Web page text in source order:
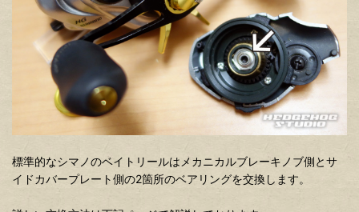
標準的なシマノのベイトリールはメカニカルブレーキノブ側とサ
イドカバープレート側の2箇所のベアリングを交換します。